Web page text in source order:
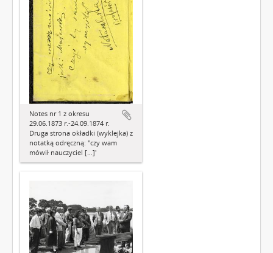
Notes nr 1 z okresu
29.06.1873 r.-24.09.1874 r.
Druga strona okładki (wyklejka) z
notatką odręczną: "czy wam
mówił nauczyciel […]'